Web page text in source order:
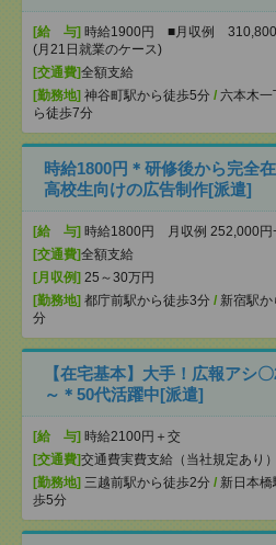
[給 与] 時給1900円 ■月収例 310,800
(月21日就業のケース)
[交通費]全額支給
[勤務地] 神谷町駅から徒歩5分 / 六本木一
ら徒歩7分
時給1800円＊研修後から完全
高校生向けの広告制作[派遣]
[給 与] 時給1800円 月収例 252,000円
[交通費]全額支給
[月収例] 25～30万円
[勤務地] 都庁前駅から徒歩3分 / 新宿駅
分
【在宅基本】大手！広報アシ
～＊50代活躍中[派遣]
[給 与] 時給2100円＋交
[交通費]交通費実費支給（当社規定あり）
[勤務地] 三越前駅から徒歩2分 / 新日本橋
歩5分